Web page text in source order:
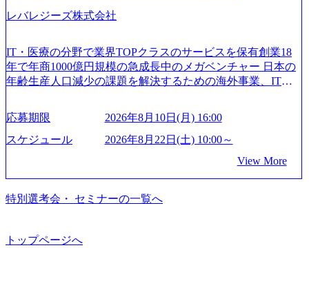
ります。 事業・組織を拡大していく時期のため、メンバー
や組織がスケールしていく過程を体感できます。 また、希
参加できる環境です。 自ら案件を取り、プロジェクト体制
を作っていくことも可能です。 ● 事業会社機能にも携われ
る 弊社にはコンサルティング事業以外にもSaaSプロダク
ることも可能です。コンサルタントとしての経験を活かし
ながら自らプロダクト開発や自社の業務改善ができます。
(希望者のみとなります) ● BIG4・アクセンチュアをはじめ
います ● 平均年齢は35歳で、幅広い年齢の方が活躍してい
ます ● インダストリー・ソリューションで区切られていな
い組織です(ワンプール制) ● 海外事業拠点をシンガポールに
ン八重洲 八重洲セントラルタワー8階 受動喫煙対策 : 執務室
「新規事業戦略」「既存事業のトランスフォーメーショ
案件をメインとしたコンサルティングを行います ＜プロジ
ェクト一部抜粋＞ ・海外事業(新規・既存)事業のビジネス
モデル検討支援 ・金融領域におけるAIを活用した事業戦略
域における地域活性アプリ企画支援及び実行支援 ・ロボテ
援 ※その他新規事業や既存デジタルトランスフォーメーシ
ョンの案件が多数 ● マネージャー プロジェクトの管理者と
ケーション、成果物の品質管理、メンバーの育成などを担
う。プロジェクト全体の品質管理や、会社経営の観点から
いて (https://www.accenture.com/content/dam/accenture/final/caree
のキャリアブログ (https://www.accenture.com/jp-ja/blogs/japan-
careers-blog) 江川社長が語る「105点経営」 (https://business.ni
kkei.com/atcl/gen/19/00604/021600008/) 規模拡大で成功する理
由【コンサル業界俯瞰マップ】 (https://diamond.jp/articles/-/34
材が集結するワケ (https://markezine.jp/article/detail/45446) エン
ジニアからコンサルタントへ。会社に入って、何が変わっ
た？ (https://www.businessinsider.jp/post-288838) プラダ：ラグ
ジュアリー製品のパーソナライゼーション (https://www.acce
m/jp-ja/case-studies/consulting/taisho-pharmaceutical)（ストラテ
s://www.accenture.com/jp-ja/case-studies/communications-media/so
レバレジーズ株式会社
IT・医療の分野で業界TOPクラスのサービスを保有創業18
年で年商1000億円規模の急成長中のメガベンチャー 日本の
年齢生産人口減少の課題を解決するための海外事業、IT事
以上の事業を展開する オールインハウスの組織体制をとっ
ており社内で新しい事業開発などの人員調達できる 独立資
本経営をとっており、事業創造の自由度が高い https://storag
s/20240925162633_7242d0de-3e54-4f03-b076-00318d5c0dff_120
0x644.webp レバレジーズ株式会社 会社説明資料 (https://spea
kerdeck.com/leverages/leverages-hui-she-shao-jie-zi-liao-zhong-tu-
cai-yong-xiang-ke) 「働く人」「事業・サービス」「カルチャ
ps://melev.leverages.jp/) レバレジーズグローバル、大分県より
「外国人留学生等受入環境整備事業委託業務」を受託 (http
応募期限
2026年8月10日(月) 16:00
スケジュール
2026年8月22日(土) 10:00～
View More
特別選考会・ セミナーの一覧へ
トップページへ